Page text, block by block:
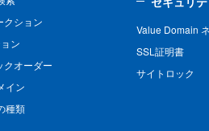
クション
ン
クオーダー
イン
種類
Value Domain
SSL証明書
サイトロック